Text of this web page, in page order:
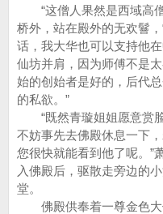
“这僧人果然是西域高僧
桥外，站在殿外的无欢鬙
话，我大华也可以支持他
仙坊并肩，因为师傅不是
始的创始者是好的，后代
的私欲。”
“既然青璇姐姐愿意赏脸
不妨事先去佛殿休息一下
您很快就能看到他了呢。”
入佛殿后，驱散走旁边的
堂。
佛殿供奉着一尊金色大